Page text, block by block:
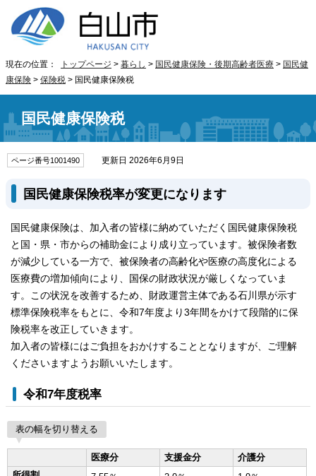
現在の位置： トップページ > 暮らし > 国民健康保険・後期高齢者医療 > 国民健
康保険 > 保険税 > 国民健康保険税
国民健康保険税
ページ番号1001490 更新日 2026年6月9日
国民健康保険税率が変更になります
国民健康保険は、加入者の皆様に納めていただく国民健康保険税
と国・県・市からの補助金により成り立っています。被保険者数
が減少している一方で、被保険者の高齢化や医療の高度化による
医療費の増加傾向により、国保の財政状況が厳しくなっていま
す。この状況を改善するため、財政運営主体である石川県が示す
標準保険税率をもとに、令和7年度より3年間をかけて段階的に保
険税率を改正していきます。
加入者の皆様にはご負担をおかけすることとなりますが、ご理解
くださいますようお願いいたします。
令和7年度税率
表の幅を切り替える
医療分 支援金分
介護分